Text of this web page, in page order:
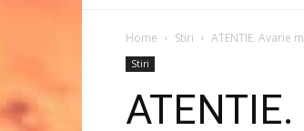
Home Stiri ATENTIE. Avarie
Stiri